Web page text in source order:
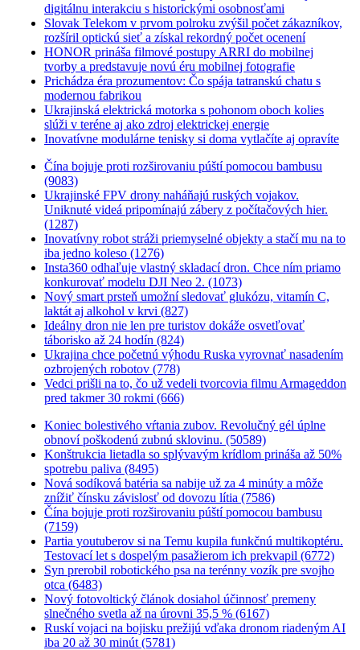
digitálnu interakciu s historickými osobnosťami
Slovak Telekom v prvom polroku zvýšil počet zákazníkov,
rozšíril optickú sieť a získal rekordný počet ocenení
HONOR prináša filmové postupy ARRI do mobilnej
tvorby a predstavuje novú éru mobilnej fotografie
Prichádza éra prozumentov: Čo spája tatranskú chatu s
modernou fabrikou
Ukrajinská elektrická motorka s pohonom oboch kolies
slúži v teréne aj ako zdroj elektrickej energie
Inovatívne modulárne tenisky si doma vytlačíte aj opravíte
Čína bojuje proti rozširovaniu púští pomocou bambusu
(9083)
Ukrajinské FPV drony naháňajú ruských vojakov.
Uniknuté videá pripomínajú zábery z počítačových hier.
(1287)
Inovatívny robot stráži priemyselné objekty a stačí mu na to
iba jedno koleso (1276)
Insta360 odhaľuje vlastný skladací dron. Chce ním priamo
konkurovať modelu DJI Neo 2. (1073)
Nový smart prsteň umožní sledovať glukózu, vitamín C,
laktát aj alkohol v krvi (827)
Ideálny dron nie len pre turistov dokáže osvetľovať
táborisko až 24 hodín (824)
Ukrajina chce početnú výhodu Ruska vyrovnať nasadením
ozbrojených robotov (778)
Vedci prišli na to, čo už vedeli tvorcovia filmu Armageddon
pred takmer 30 rokmi (666)
Koniec bolestivého vŕtania zubov. Revolučný gél úplne
obnoví poškodenú zubnú sklovinu. (50589)
Konštrukcia lietadla so splývavým krídlom prináša až 50%
spotrebu paliva (8495)
Nová sodíková batéria sa nabije už za 4 minúty a môže
znížiť čínsku závislosť od dovozu lítia (7586)
Čína bojuje proti rozširovaniu púští pomocou bambusu
(7159)
Partia youtuberov si na Temu kupila funkčnú multikoptéru.
Testovací let s dospelým pasažierom ich prekvapil (6772)
Syn prerobil robotického psa na terénny vozík pre svojho
otca (6483)
Nový fotovoltický článok dosiahol účinnosť premeny
slnečného svetla až na úrovni 35,5 % (6167)
Ruskí vojaci na bojisku prežijú vďaka dronom riadeným AI
iba 20 až 30 minút (5781)